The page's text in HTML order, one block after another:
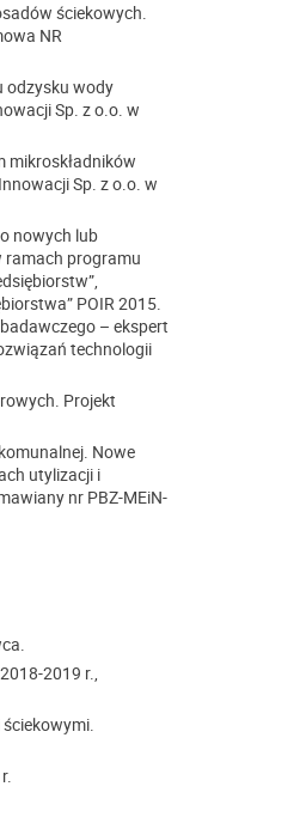
ściekowych.
NR
odzysku wody
Sp. z o.o. w
mikroskładników
Sp. z o.o. w
nowych lub
ramach programu
POIR 2015.
– ekspert
technologii
Projekt
Nowe
utylizacji i
nr PBZ-MEiN-
2019 r.,